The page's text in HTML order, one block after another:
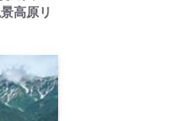
高原リ